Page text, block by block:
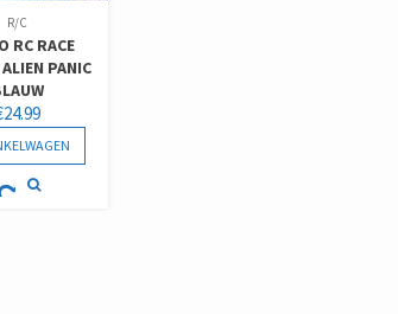
R/C
RC RACE
PANIC
24.99